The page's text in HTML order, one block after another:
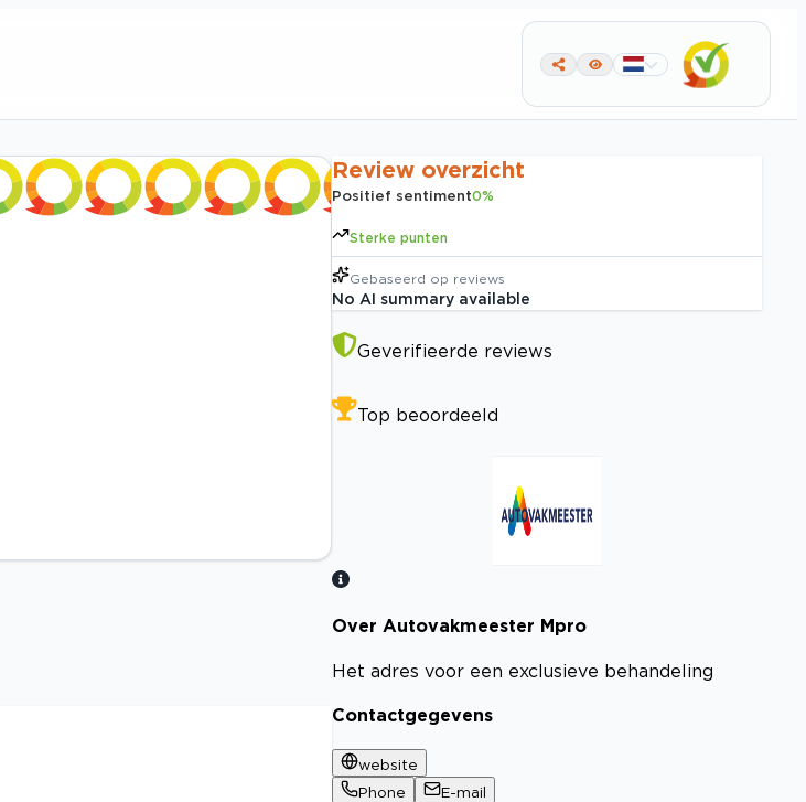
Review overzicht
Positief sentiment0%
Sterke punten
Gebaseerd op reviews
No AI summary available
Geverifieerde reviews
Top beoordeeld
Bekijk certificaat
Over Autovakmeester Mpro
Het adres voor een exclusieve behandeling
Contactgegevens
website
Phone
E-mail